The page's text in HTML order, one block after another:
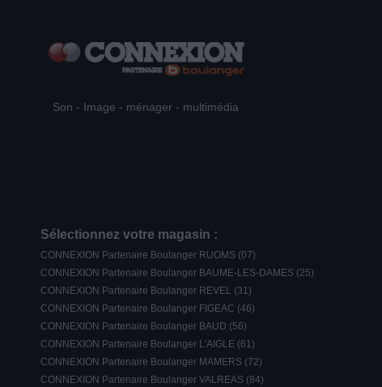
Son - Image - ménager - multimédia
Sélectionnez votre magasin :
CONNEXION Partenaire Boulanger RUOMS (07)
CONNEXION Partenaire Boulanger BAUME-LES-DAMES (25)
CONNEXION Partenaire Boulanger REVEL (31)
CONNEXION Partenaire Boulanger FIGEAC (46)
CONNEXION Partenaire Boulanger BAUD (56)
CONNEXION Partenaire Boulanger L'AIGLE (61)
CONNEXION Partenaire Boulanger MAMERS (72)
CONNEXION Partenaire Boulanger VALREAS (84)